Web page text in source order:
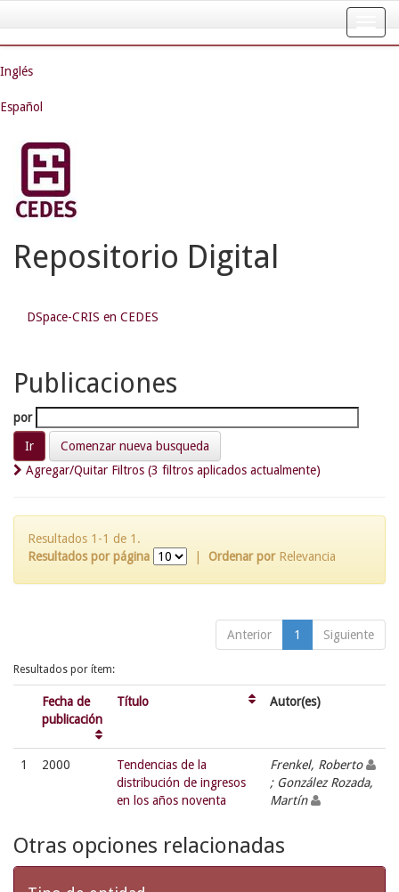
navigation
Inglés
Español
Repositorio Digital
DSpace-CRIS en CEDES
Publicaciones
por
Comenzar nueva busqueda
Agregar/Quitar Filtros (3 filtros aplicados actualmente)
Resultados 1-1 de 1.
Resultados por página
Ordenar por Relevancia
Anterior 1 Siguiente
Resultados por ítem:
Fecha de
publicación
Título Autor(es)
1 2000
Tendencias de la
distribución de ingresos
en los años noventa
Frenkel, Roberto
; González Rozada,
Martín
Otras opciones relacionadas